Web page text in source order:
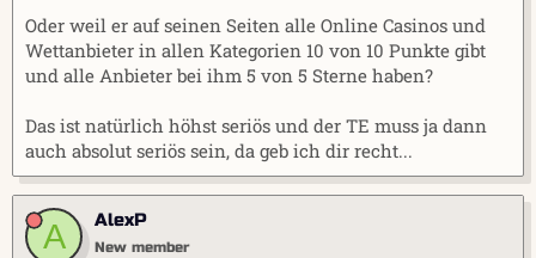
Oder weil er auf seinen Seiten alle Online Casinos und
Wettanbieter in allen Kategorien 10 von 10 Punkte gibt
und alle Anbieter bei ihm 5 von 5 Sterne haben?
Das ist natürlich höhst seriös und der TE muss ja dann
auch absolut seriös sein, da geb ich dir recht...
A AlexP
New member